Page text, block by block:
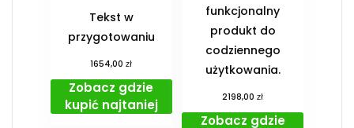
Tekst w
przygotowaniu
1654,00zł
Zobacz gdzie
kupić najtaniej
funkcjonalny
produkt do
codziennego
użytkowania.
2198,00zł
Zobacz gdzie